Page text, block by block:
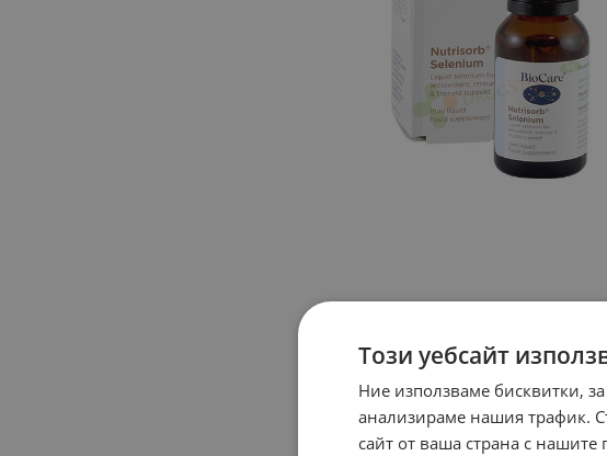
Този уебсайт
Ние използваме бисквитки,
анализираме нашия трафик.
сайт от ваша страна с